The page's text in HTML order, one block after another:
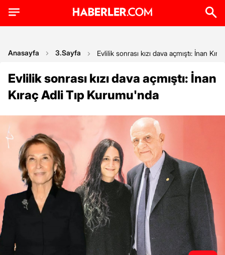
Anasayfa 3.Sayfa Evlilik sonrası kızı dava açmıştı: İnan
Evlilik sonrası kızı dava açmıştı: İnan
Kıraç Adli Tıp Kurumu'nda